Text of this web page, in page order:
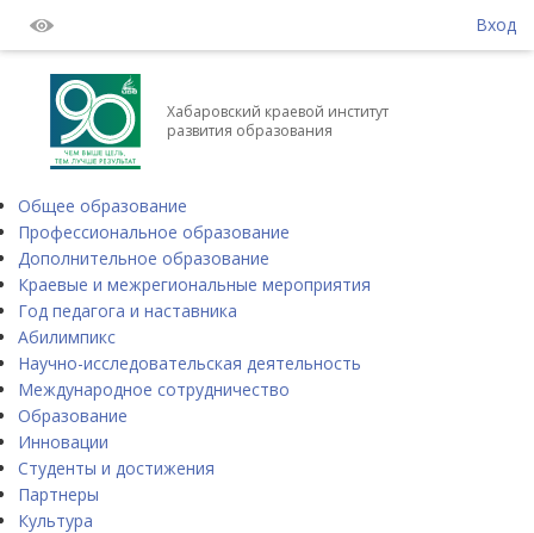
Вход
Хабаровский краевой институт
развития образования
Общее образование
Профессиональное образование
Дополнительное образование
Краевые и межрегиональные мероприятия
Год педагога и наставника
Абилимпикс
Научно-исследовательская деятельность
Международное сотрудничество
Образование
Инновации
Студенты и достижения
Партнеры
Культура